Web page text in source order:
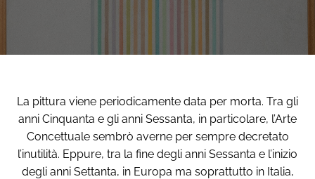
La pittura viene periodicamente data per morta. Tra gli
anni Cinquanta e gli anni Sessanta, in particolare, l’Arte
Concettuale sembrò averne per sempre decretato
l’inutilità. Eppure, tra la fine degli anni Sessanta e l’inizio
degli anni Settanta, in Europa ma soprattutto in Italia,